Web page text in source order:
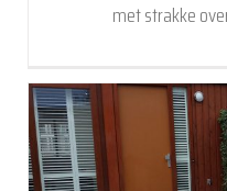
met strakke